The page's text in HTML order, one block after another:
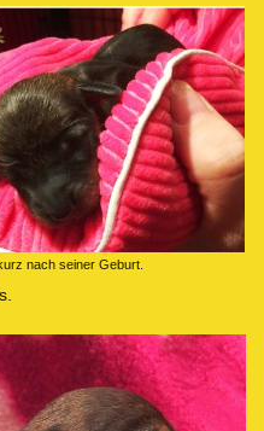
nach seiner Geburt.